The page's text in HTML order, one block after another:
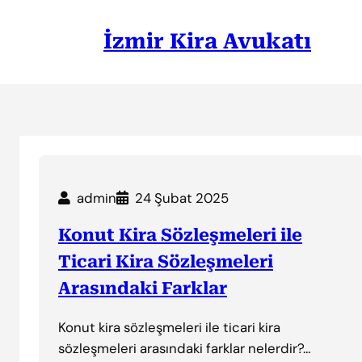
İzmir Kira Avukatı
admin 24 Şubat 2025
Konut Kira Sözleşmeleri ile
Ticari Kira Sözleşmeleri
Arasındaki Farklar
Konut kira sözleşmeleri ile ticari kira
sözleşmeleri arasındaki farklar nelerdir?…